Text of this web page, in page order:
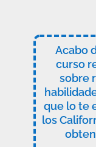
Acabo
curso
sobre
que lo te
los